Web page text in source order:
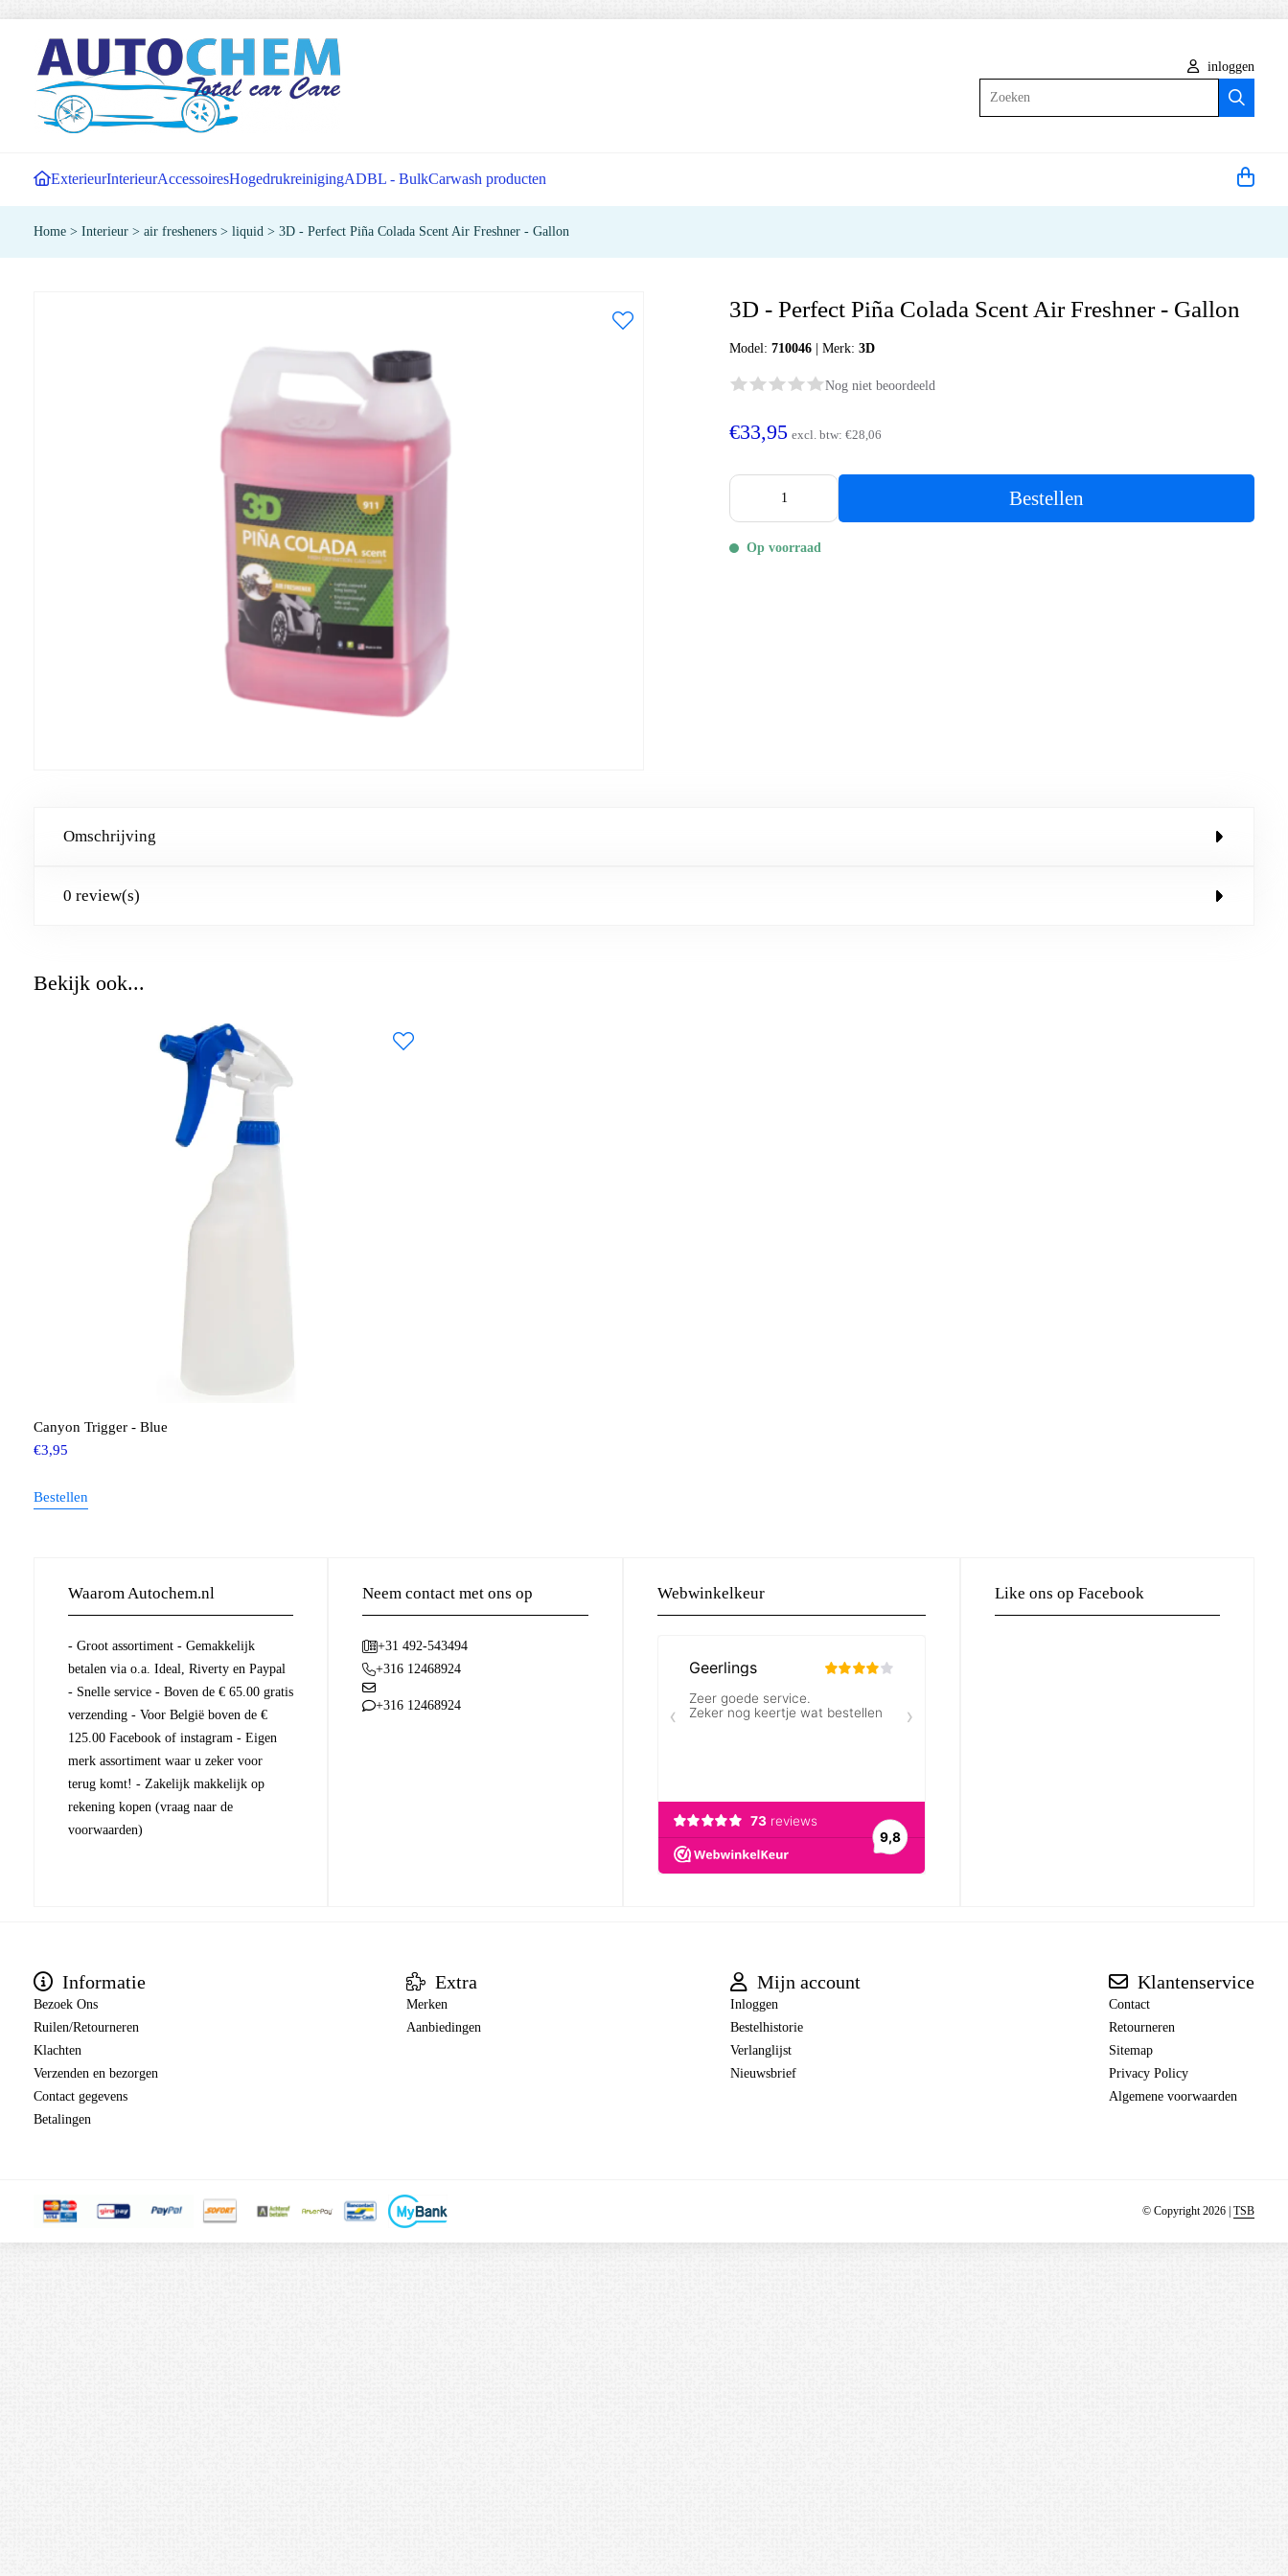
inloggen
ExterieurInterieurAccessoiresHogedrukreinigingADBL - BulkCarwash producten
Home > Interieur > air fresheners > liquid > 3D - Perfect Piña Colada Scent Air Freshner - Gallon
3D - Perfect Piña Colada Scent Air Freshner - Gallon
Model:710046 |Merk:3D
Nog niet beoordeeld
€33,95 excl. btw:€28,06
Bestellen
Op voorraad
Omschrijving
0 review(s)
Bekijk ook...
Canyon Trigger - Blue
€3,95
Bestellen
Waarom Autochem.nl
- Groot assortiment - Gemakkelijk
betalen via o.a. Ideal, Riverty en Paypal
- Snelle service - Boven de € 65.00 gratis
verzending - Voor België boven de €
125.00 Facebook of instagram - Eigen
merk assortiment waar u zeker voor
terug komt! - Zakelijk makkelijk op
rekening kopen (vraag naar de
voorwaarden)
Neem contact met ons op
+31 492-543494
+316 12468924
+316 12468924
Webwinkelkeur Like ons op Facebook
Informatie
Bezoek Ons
Ruilen/Retourneren
Klachten
Verzenden en bezorgen
Contact gegevens
Betalingen
Extra
Merken
Aanbiedingen
Mijn account
Inloggen
Bestelhistorie
Verlanglijst
Nieuwsbrief
Klantenservice
Contact
Retourneren
Sitemap
Privacy Policy
Algemene voorwaarden
© Copyright 2026 | TSB